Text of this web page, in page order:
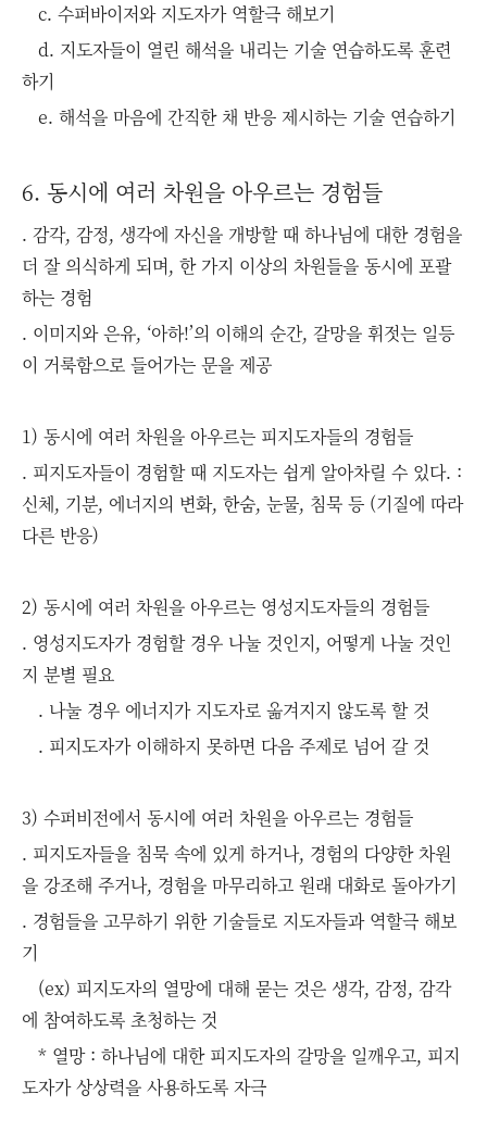
c. 수퍼바이저와 지도자가 역할극 해보기
d. 지도자들이 열린 해석을 내리는 기술 연습하도록 훈련
하기
e. 해석을 마음에 간직한 채 반응 제시하는 기술 연습하기
6. 동시에 여러 차원을 아우르는 경험들
. 감각, 감정, 생각에 자신을 개방할 때 하나님에 대한 경험을
더 잘 의식하게 되며, 한 가지 이상의 차원들을 동시에 포괄
하는 경험
. 이미지와 은유, ‘아하!’의 이해의 순간, 갈망을 휘젓는 일등
이 거룩함으로 들어가는 문을 제공
1) 동시에 여러 차원을 아우르는 피지도자들의 경험들
. 피지도자들이 경험할 때 지도자는 쉽게 알아차릴 수 있다. :
신체, 기분, 에너지의 변화, 한숨, 눈물, 침묵 등 (기질에 따라
다른 반응)
2) 동시에 여러 차원을 아우르는 영성지도자들의 경험들
. 영성지도자가 경험할 경우 나눌 것인지, 어떻게 나눌 것인
지 분별 필요
. 나눌 경우 에너지가 지도자로 옮겨지지 않도록 할 것
. 피지도자가 이해하지 못하면 다음 주제로 넘어 갈 것
3) 수퍼비전에서 동시에 여러 차원을 아우르는 경험들
. 피지도자들을 침묵 속에 있게 하거나, 경험의 다양한 차원
을 강조해 주거나, 경험을 마무리하고 원래 대화로 돌아가기
. 경험들을 고무하기 위한 기술들로 지도자들과 역할극 해보
기
(ex) 피지도자의 열망에 대해 묻는 것은 생각, 감정, 감각
에 참여하도록 초청하는 것
* 열망 : 하나님에 대한 피지도자의 갈망을 일깨우고, 피지
도자가 상상력을 사용하도록 자극